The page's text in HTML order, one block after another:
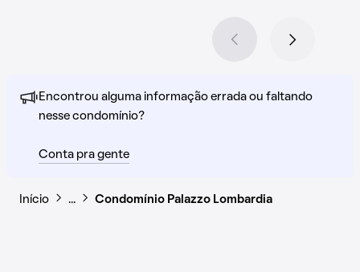
Encontrou alguma informação errada ou faltando
nesse condomínio?
Conta pra gente
Início … Condomínio Palazzo Lombardia